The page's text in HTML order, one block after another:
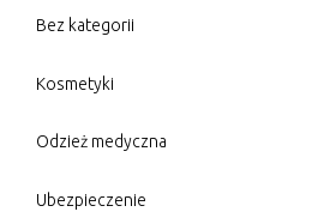
Bez kategorii
Kosmetyki
Odzież medyczna
Ubezpieczenie